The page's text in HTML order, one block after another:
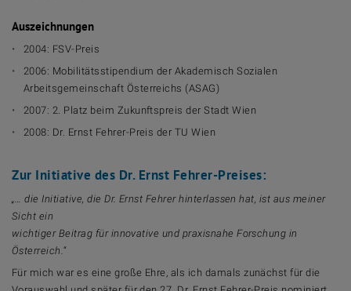
Auszeichnungen
2004: FSV-Preis
2006: Mobilitätsstipendium der Akademisch Sozialen
Arbeitsgemeinschaft Österreichs (ASAG)
2007: 2. Platz beim Zukunftspreis der Stadt Wien
2008: Dr. Ernst Fehrer-Preis der TU Wien
Zur Initiative des Dr. Ernst Fehrer-Preises:
„… die Initiative, die Dr. Ernst Fehrer hinterlassen hat, ist aus meiner
Sicht ein
wichtiger Beitrag für innovative und praxisnahe Forschung in
Österreich.“
Für mich war es eine große Ehre, als ich damals zunächst für die